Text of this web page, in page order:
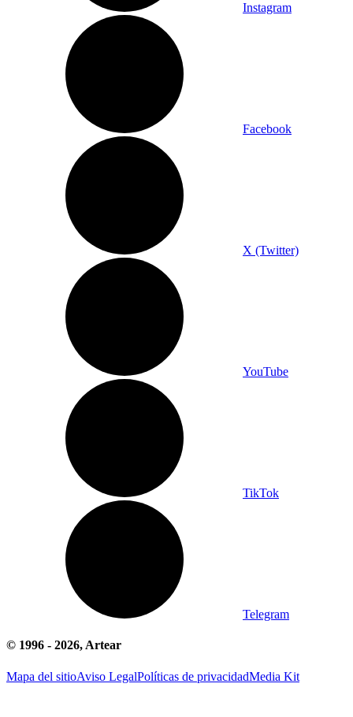
Instagram
Facebook
X (Twitter)
YouTube
TikTok
Telegram
© 1996 - 2026, Artear
Mapa del sitioAviso LegalPolíticas de privacidadMedia Kit